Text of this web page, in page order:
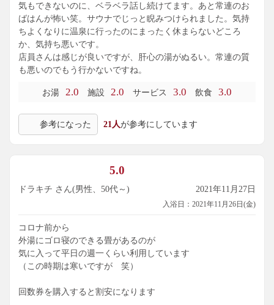
気もできないのに、ベラベラ話し続けてます。あと常連のお
ばはんが怖い笑。サウナでじっと睨みつけられました。気持
ちよくなりに温泉に行ったのにまったく休まらないどころ
か、気持ち悪いです。
店員さんは感じが良いですが、肝心の湯がぬるい。常連の質
も悪いのでもう行かないですね。
お湯 2.0 施設 2.0 サービス 3.0 飲食 3.0
参考になった 21人が参考にしています
5.0
ドラキチ さん(男性、50代～) 2021年11月27日
入浴日：2021年11月26日(金)
コロナ前から
外湯にゴロ寝のできる畳があるのが
気に入って平日の週一くらい利用しています
（この時期は寒いですが 笑）
回数券を購入すると割安になります